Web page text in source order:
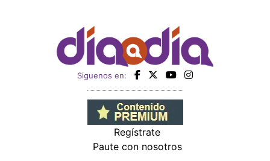
Siguenos en:
Regístrate
Paute con nosotros